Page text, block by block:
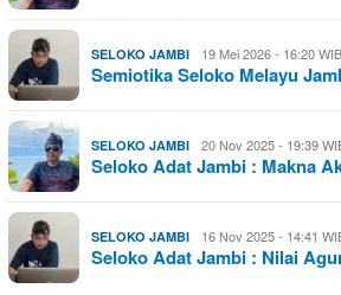
SELOKO JAMBI 19 Mei 2026 - 16:20 WIB
Semiotika Seloko Melayu
SELOKO JAMBI 20 Nov 2025 - 19:39
Seloko Adat Jambi : Makna
SELOKO JAMBI 16 Nov 2025 - 14:41
Seloko Adat Jambi : Nilai